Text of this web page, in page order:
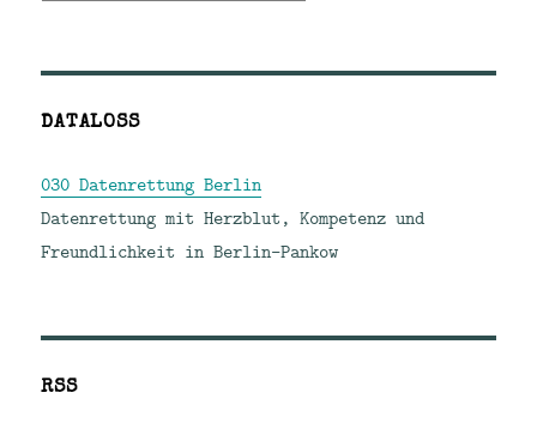
DATALOSS
030 Datenrettung Berlin
Datenrettung mit Herzblut, Kompetenz und
Freundlichkeit in Berlin-Pankow
RSS